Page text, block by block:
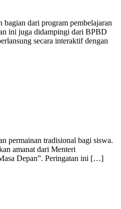
dari program pembelajaran
ini juga didampingi dari BPBD
secara interaktif dengan
permainan tradisional bagi siswa.
amanat dari Menteri
Depan”. Peringatan ini […]